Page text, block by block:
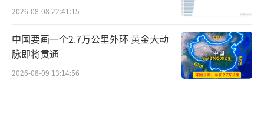
2026-08-08 22:41:15
中国要画一个2.7万公里外环 黄金大动
脉即将贯通
2026-08-09 13:14:56